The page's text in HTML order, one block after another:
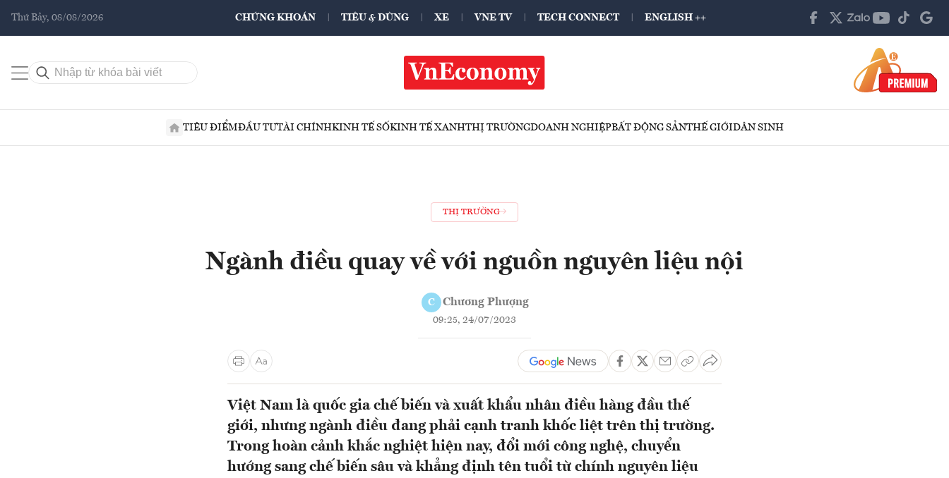
Thứ Bảy, 08/08/2026 CHỨNG KHOÁN TIÊU & DÙNG XE VNE TV TECH CONNECT ENGLISH ++
TIÊU ĐIỂMĐẦU TƯTÀI CHÍNHKINH TẾ SỐKINH TẾ XANHTHỊ TRƯỜNGDOANH NGHIỆPBẤT ĐỘNG SẢNTHẾ GIỚIDÂN SINH
THỊ TRƯỜNG
Ngành điều quay về với nguồn nguyên liệu nội
C Chương Phượng
09:25, 24/07/2023
Việt Nam là quốc gia chế biến và xuất khẩu nhân điều hàng đầu thế
giới, nhưng ngành điều đang phải cạnh tranh khốc liệt trên thị trường.
Trong hoàn cảnh khắc nghiệt hiện nay, đổi mới công nghệ, chuyển
hướng sang chế biến sâu và khẳng định tên tuổi từ chính nguyên liệu